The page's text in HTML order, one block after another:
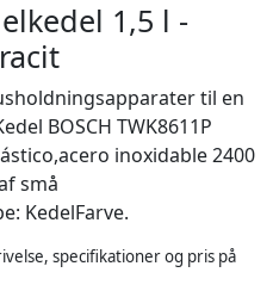
1,5 l -
til en
BOSCH TWK8611P
inoxidable 2400
små
KedelFarve.
specifikationer og pris på